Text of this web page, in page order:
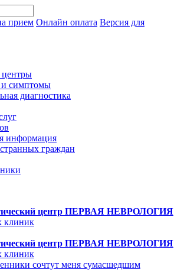
прием Онлайн оплата Версия для
центры
и симптомы
диагностика
информация
граждан
центр ПЕРВАЯ НЕВРОЛОГИЯ
клиник
центр ПЕРВАЯ НЕВРОЛОГИЯ
клиник
сочтут меня сумасшедшим